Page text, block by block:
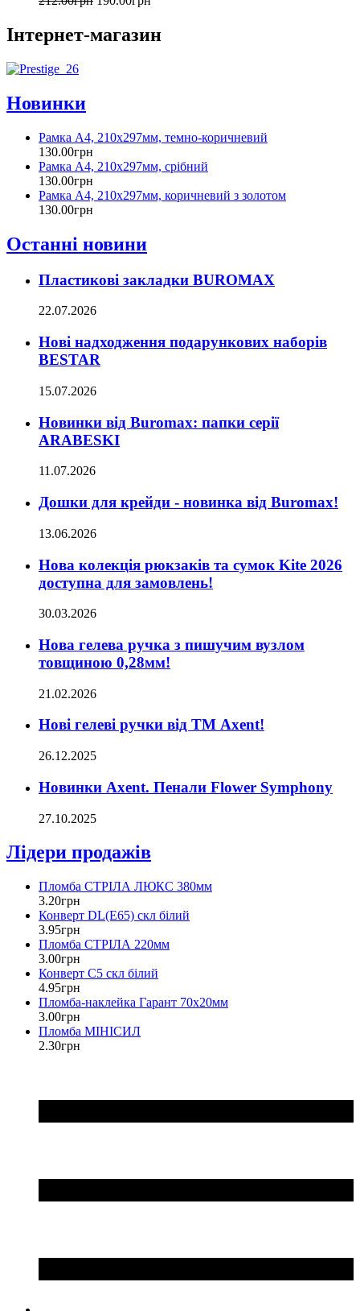
Інтернет-магазин
Новинки
Рамка А4, 210х297мм, темно-коричневий
130.00грн
Рамка А4, 210х297мм, срібний
130.00грн
Рамка А4, 210х297мм, коричневий з золотом
130.00грн
Останні новини
Пластикові закладки BUROMAX
22.07.2026
Нові надходження подарункових наборів
BESTAR
15.07.2026
Новинки від Buromax: папки серії
ARABESKI
11.07.2026
Дошки для крейди - новинка від Buromax!
13.06.2026
Нова колекція рюкзаків та сумок Kite 2026
доступна для замовлень!
30.03.2026
Нова гелева ручка з пишучим вузлом
товщиною 0,28мм!
21.02.2026
Нові гелеві ручки від ТМ Axent!
26.12.2025
Новинки Axent. Пенали Flower Symphony
27.10.2025
Лідери продажів
Пломба СТРІЛА ЛЮКС 380мм
3.20грн
Конверт DL(Е65) скл білий
3.95грн
Пломба СТРІЛА 220мм
3.00грн
Конверт С5 скл білий
4.95грн
Пломба-наклейка Гарант 70х20мм
3.00грн
Пломба МІНІСИЛ
2.30грн